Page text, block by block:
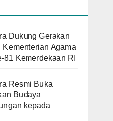
Dukung Gerakan
Agama
Kemerdekaan RI
Resmi Buka
Budaya
kepada